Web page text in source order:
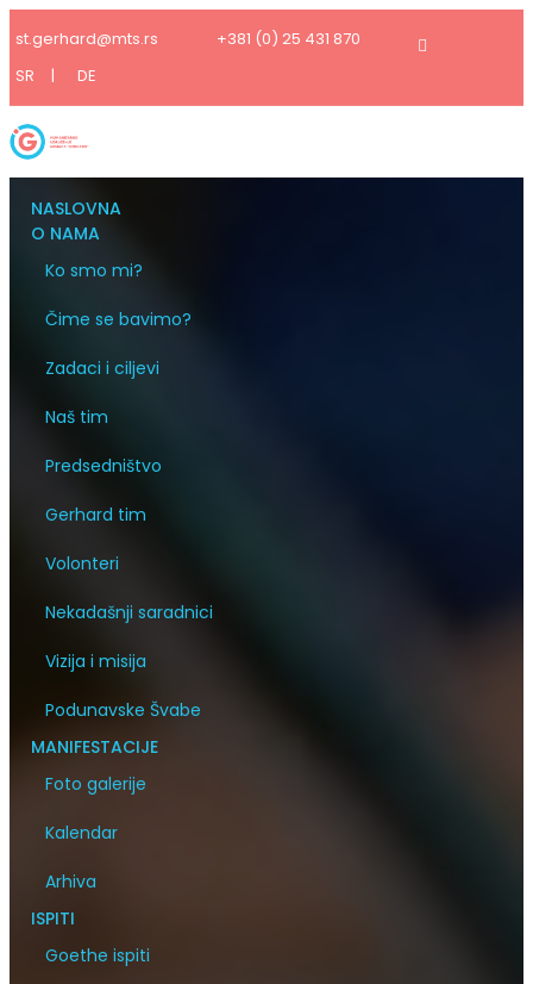
st.gerhard@mts.rs
+381 (0) 25 431 870
SR
| DE
NASLOVNA
O NAMA
Ko smo mi?
Čime se bavimo?
Zadaci i ciljevi
Naš tim
Predsedništvo
Gerhard tim
Volonteri
Nekadašnji saradnici
Vizija i misija
Podunavske Švabe
MANIFESTACIJE
Foto galerije
Kalendar
Arhiva
ISPITI
Goethe ispiti